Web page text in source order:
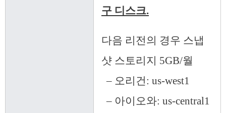
구 디스크.
다음 리전의 경우 스냅
샷 스토리지 5GB/월
– 오리건: us-west1
– 아이오와: us-central1